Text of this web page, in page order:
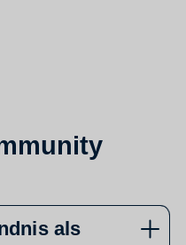
als